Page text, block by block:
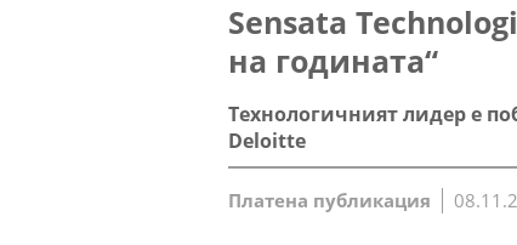
Sensata
на годината“
Технологичният лидер е
Deloitte
Платена публикация